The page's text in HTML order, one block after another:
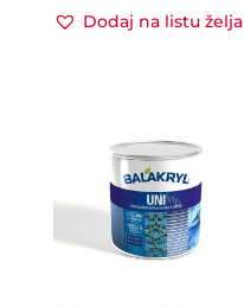
Dodaj na listu želja